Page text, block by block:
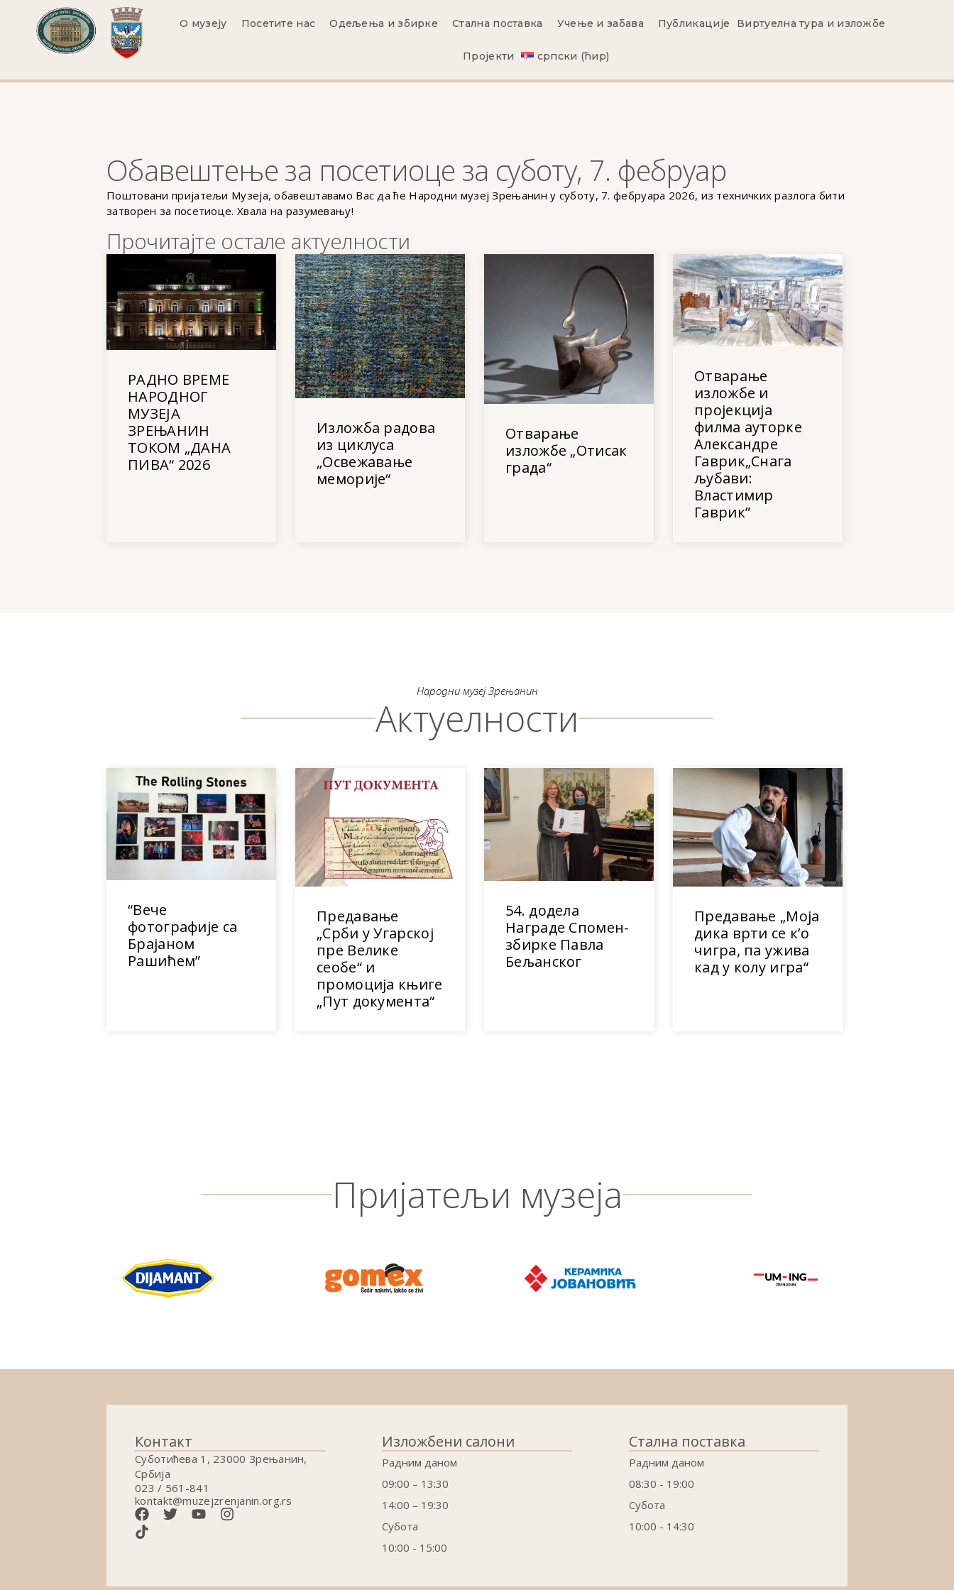
О музеју Посетите нас Одељења и збирке Стална поставка Учење и забава Публикације Виртуелна тура и изложбе
Пројекти српски (ћир)
Обавештење за посетиоце за суботу, 7. фебруар
Поштовани пријатељи Музеја, обавештавамо Вас да ће Народни музеј Зрењанин у суботу, 7. фебруара 2026, из техничких разлога бити
затворен за посетиоце. Хвала на разумевању!
Прочитајте остале актуелности
РАДНО ВРЕМЕ
НАРОДНОГ
МУЗЕЈА
ЗРЕЊАНИН
ТОКОМ „ДАНА
ПИВА“ 2026
Изложба радова
из циклуса
„Освежавање
меморије“
Отварање
изложбе „Отисак
града“
Отварање
изложбе и
пројекција
филма ауторке
Александре
Гаврик„Снага
љубави:
Властимир
Гаврик”
Народни музеј Зрењанин
Актуелности
“Вече
фотографије са
Брајаном
Рашићем”
Предавање
„Срби у Угарској
пре Велике
сеобе“ и
промоција књиге
„Пут документа“
54. додела
Награде Спомен-
збирке Павла
Бељанског
Предавање „Моја
дика врти се к’о
чигра, па ужива
кад у колу игра“
Пријатељи музеја
Контакт
Суботићева 1, 23000 Зрењанин,
Србија
023 / 561-841
kontakt@muzejzrenjanin.org.rs
Изложбени салони
Радним даном
09:00 – 13:30
14:00 – 19:30
Субота
10:00 - 15:00
Стална поставка
Радним даном
08:30 - 19:00
Субота
10:00 - 14:30